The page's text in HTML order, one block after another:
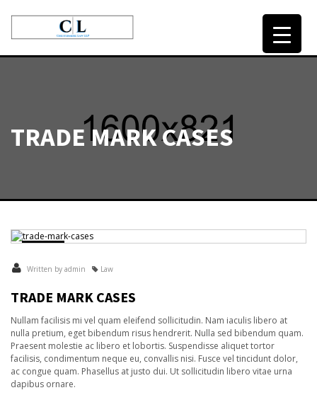
OUR LAWYERS
SERVICES
TRADE MARK CASES
24
Written by admin Law
TRADE MARK CASES
Nullam facilisis mi vel quam eleifend sollicitudin. Nam iaculis libero at
nulla pretium, eget bibendum risus hendrerit. Nulla sed bibendum quam.
Praesent molestie ac libero et lobortis. Suspendisse aliquet tortor
facilisis, condimentum neque eu, convallis nisi. Fusce vel tincidunt dolor,
ac congue quam. Phasellus at justo dui. Ut sollicitudin libero vitae urna
dapibus ornare.